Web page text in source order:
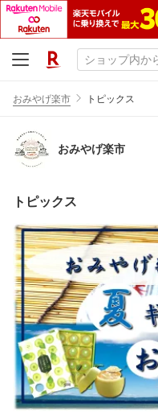
おみやげ楽市 トピックス
おみやげ楽市
トピックス